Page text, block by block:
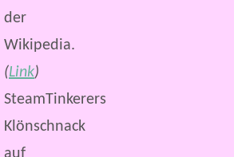
der
Wikipedia.
(Link)
SteamTinkerers
Klönschnack
auf